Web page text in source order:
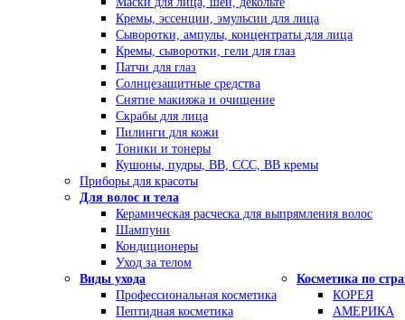
Кремы, эссенции, эмульсии для лица
Сыворотки, ампулы, концентраты для лица
Кремы, сыворотки, гели для глаз
Патчи для глаз
Солнцезащитные средства
Снятие макияжа и очищение
Скрабы для лица
Пилинги для кожи
Тоники и тонеры
Кушоны, пудры, ВВ, ССС, ВВ кремы
Приборы для красоты
Для волос и тела
Керамическая расческа для выпрямления волос
Шампуни
Кондиционеры
Уход за телом
Виды ухода
Профессиональная косметика
Пептидная косметика
Косметика по
КОРЕЯ
АМЕРИКА